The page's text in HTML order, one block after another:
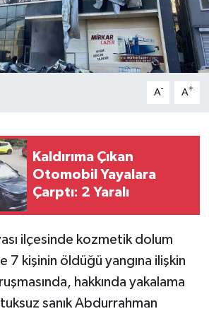
A- A+
Kaldırıma Çıkan
Otomobil Yayalara
Çarptı: 2 Yaralı
ilçesinde kozmetik dolum
7 kişinin öldüğü yangına ilişkin
hakkında yakalama
sanık Abdurrahman